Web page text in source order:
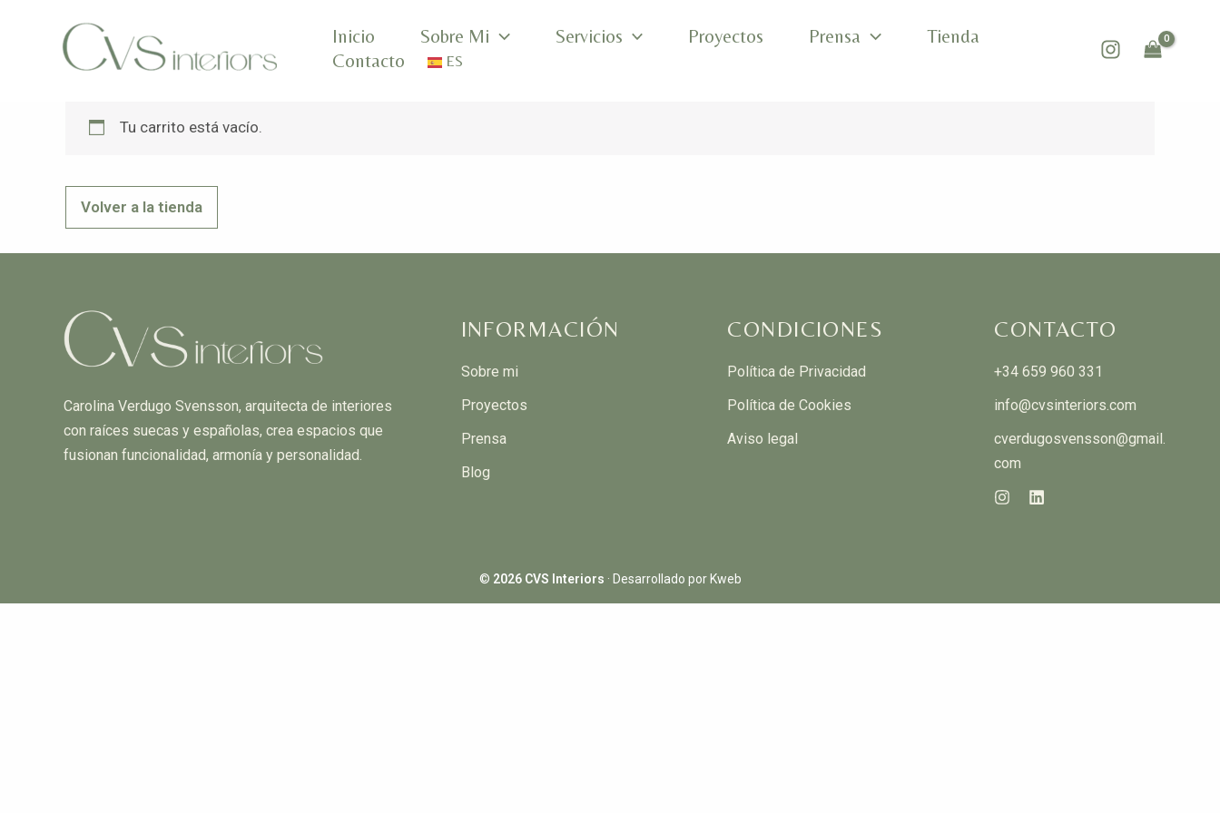
contenido
Inicio Sobre Mi Servicios Proyectos Prensa
Tienda
Contacto
ES
Carrito
Tu carrito está vacío.
Volver a la tienda
Carolina Verdugo Svensson, arquitecta de interiores
con raíces suecas y españolas, crea espacios que
fusionan funcionalidad, armonía y personalidad.
INFORMACIÓN
Sobre mi
Proyectos
Prensa
Blog
CONDICIONES
Política de Privacidad
Política de Cookies
Aviso legal
CONTACTO
+34 659 960 331
info@cvsinteriors.com
cverdugosvensson@gmail.
com
© 2026 CVS Interiors · Desarrollado por Kweb